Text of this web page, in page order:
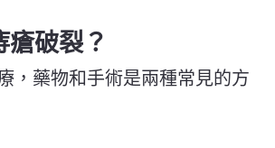
瘡破裂？
，藥物和手術是兩種常見的方